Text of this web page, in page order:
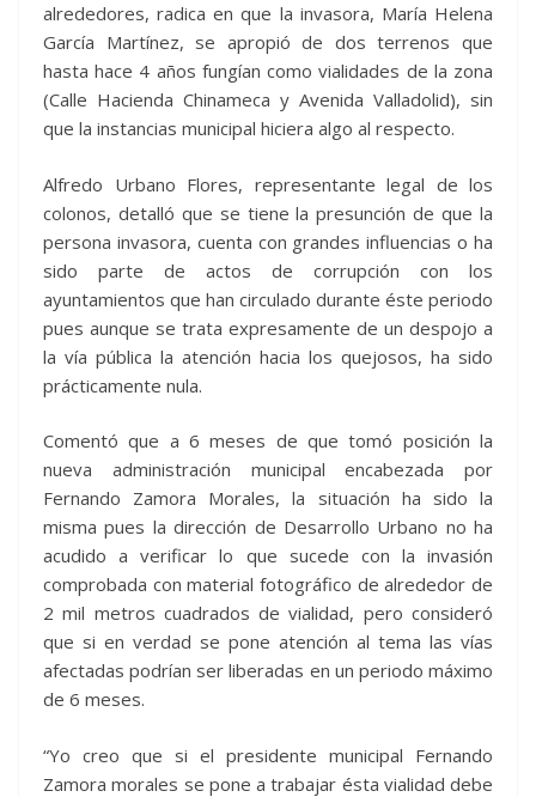
alrededores, radica en que la invasora, María Helena
García Martínez, se apropió de dos terrenos que
hasta hace 4 años fungían como vialidades de la zona
(Calle Hacienda Chinameca y Avenida Valladolid), sin
que la instancias municipal hiciera algo al respecto.
Alfredo Urbano Flores, representante legal de los
colonos, detalló que se tiene la presunción de que la
persona invasora, cuenta con grandes influencias o ha
sido parte de actos de corrupción con los
ayuntamientos que han circulado durante éste periodo
pues aunque se trata expresamente de un despojo a
la vía pública la atención hacia los quejosos, ha sido
prácticamente nula.
Comentó que a 6 meses de que tomó posición la
nueva administración municipal encabezada por
Fernando Zamora Morales, la situación ha sido la
misma pues la dirección de Desarrollo Urbano no ha
acudido a verificar lo que sucede con la invasión
comprobada con material fotográfico de alrededor de
2 mil metros cuadrados de vialidad, pero consideró
que si en verdad se pone atención al tema las vías
afectadas podrían ser liberadas en un periodo máximo
de 6 meses.
“Yo creo que si el presidente municipal Fernando
Zamora morales se pone a trabajar ésta vialidad debe